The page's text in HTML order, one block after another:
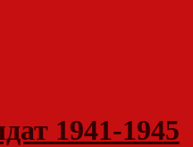
1941-1945